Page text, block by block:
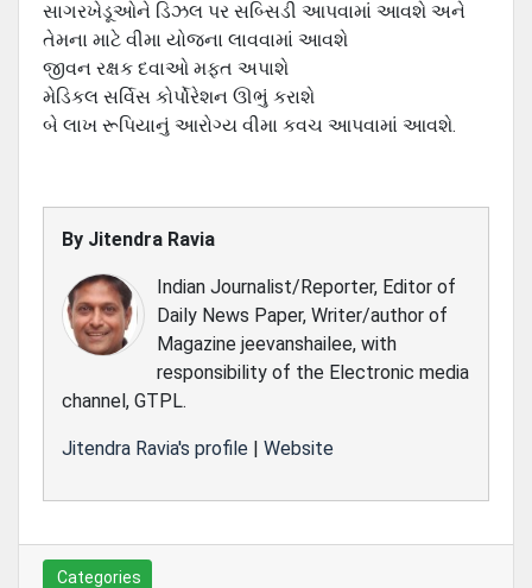
સાગરખેડૂઓને ડિઝલ પર સબ્સિડી આપવામાં આવશે અને
તેમના માટે વીમા યોજના લાવવામાં આવશે
જીવન રક્ષક દવાઓ મફત અપાશે
મેડિકલ સર્વિસ કોર્પોરેશન ઊભું કરાશે
બે લાખ રૂપિયાનું આરોગ્ય વીમા કવચ આપવામાં આવશે.
By Jitendra Ravia
Indian Journalist/Reporter, Editor of
Daily News Paper, Writer/author of
Magazine jeevanshailee, with
responsibility of the Electronic media
channel, GTPL.
Jitendra Ravia's profile | Website
Categories